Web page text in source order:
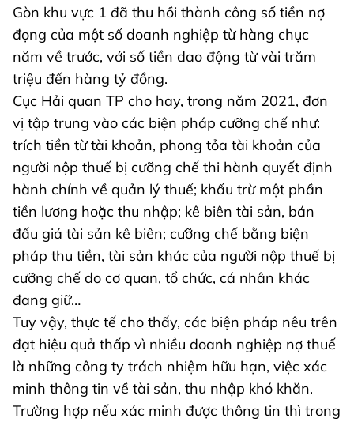
Gòn khu vực 1 đã thu hồi thành công số tiền nợ
đọng của một số doanh nghiệp từ hàng chục
năm về trước, với số tiền dao động từ vài trăm
triệu đến hàng tỷ đồng.
Cục Hải quan TP cho hay, trong năm 2021, đơn
vị tập trung vào các biện pháp cưỡng chế như:
trích tiền từ tài khoản, phong tỏa tài khoản của
người nộp thuế bị cưỡng chế thi hành quyết định
hành chính về quản lý thuế; khấu trừ một phần
tiền lương hoặc thu nhập; kê biên tài sản, bán
đấu giá tài sản kê biên; cưỡng chế bằng biện
pháp thu tiền, tài sản khác của người nộp thuế bị
cưỡng chế do cơ quan, tổ chức, cá nhân khác
đang giữ…
Tuy vậy, thực tế cho thấy, các biện pháp nêu trên
đạt hiệu quả thấp vì nhiều doanh nghiệp nợ thuế
là những công ty trách nhiệm hữu hạn, việc xác
minh thông tin về tài sản, thu nhập khó khăn.
Trường hợp nếu xác minh được thông tin thì trong